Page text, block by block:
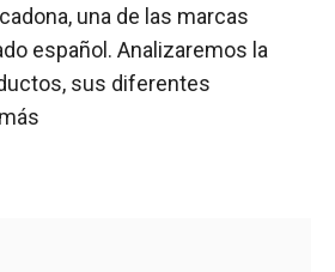
una de las marcas
español. Analizaremos la
sus diferentes